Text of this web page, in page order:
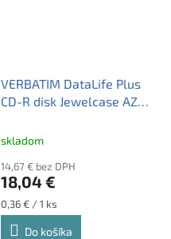
VERBATIM DataLife Plus
CD-R disk Jewelcase AZO
skladom
14,67 € bez DPH
18,04 €
Jednotková
cena:
0,36 € / 1 ks
Do košíka